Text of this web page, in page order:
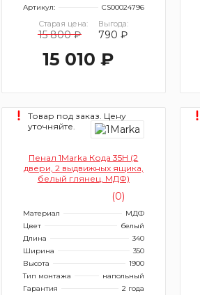
Артикул:
CS00024796
Старая цена:
15 800 ₽
Выгода:
790 ₽
15 010 ₽
Товар под заказ. Цену
уточняйте.
Пенал 1Marka Кода 35Н (2
двери, 2 выдвижных ящика,
белый глянец, МДФ)
(0)
Материал
МДФ
Цвет
белый
Длина
340
Ширина
350
Высота
1900
Тип монтажа
напольный
Гарантия
2 года